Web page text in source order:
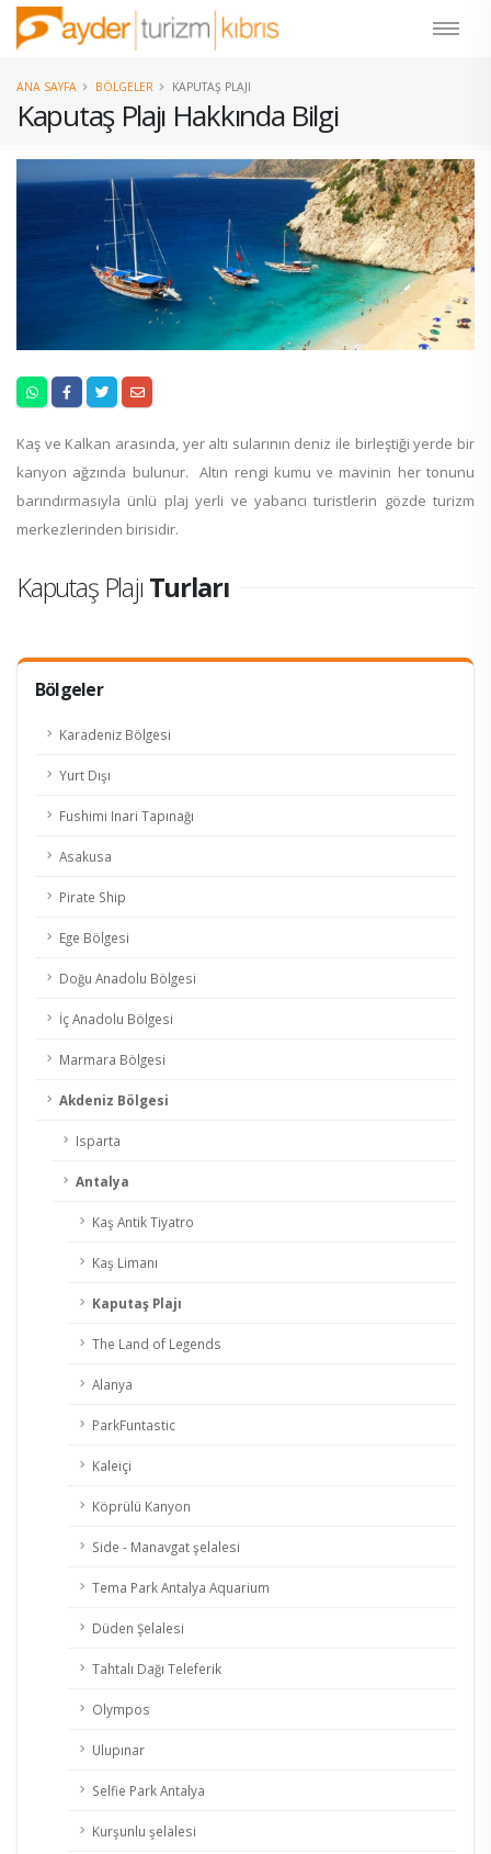
Kaputaş Plajı Hakkında Bilgi
ANA SAYFA BÖLGELER KAPUTAŞ PLAJI
Bölgeler
Karadeniz Bölgesi
Yurt Dışı
Fushimi Inari Tapınağı
Asakusa
Pirate Ship
Ege Bölgesi
Doğu Anadolu Bölgesi
İç Anadolu Bölgesi
Marmara Bölgesi
Akdeniz Bölgesi
Isparta
Antalya
Kaş Antik Tiyatro
Kaş Limanı
Kaputaş Plajı
The Land of Legends
Alanya
ParkFuntastic
Kaleiçi
Köprülü Kanyon
Side - Manavgat şelalesi
Tema Park Antalya Aquarium
Düden Şelalesi
Tahtalı Dağı Teleferik
Olympos
Ulupınar
Selfie Park Antalya
Kurşunlu şelalesi
Kaş ve Kalkan arasında, yer altı sularının deniz ile birleştiği yerde bir
kanyon ağzında bulunur. Altın rengi kumu ve mavinin her tonunu
barındırmasıyla ünlü plaj yerli ve yabancı turistlerin gözde turizm
merkezlerinden birisidir.
Kaputaş Plajı Turları